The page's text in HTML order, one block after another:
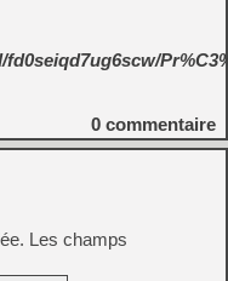
0 commentaire
Les champs